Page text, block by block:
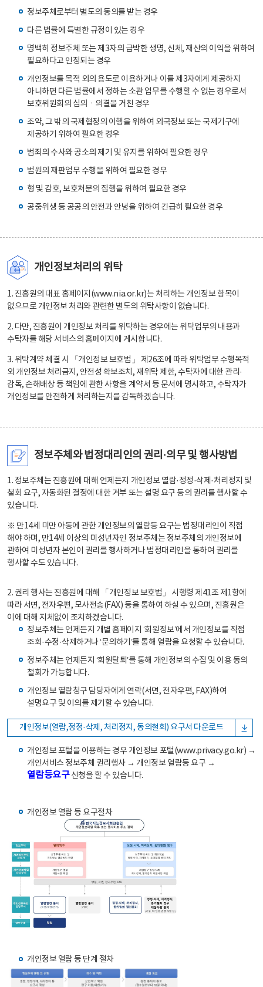
정보주체로부터 별도의 동의를 받는 경우
다른 법률에 특별한 규정이 있는 경우
명백히 정보주체 또는 제3자의 급박한 생명, 신체, 재산의 이익을 위하여
필요하다고 인정되는 경우
개인정보를 목적 외의 용도로 이용하거나 이를 제3자에게 제공하지
아니하면 다른 법률에서 정하는 소관 업무를 수행할 수 없는 경우로서
보호위원회의 심의ㆍ의결을 거친 경우
조약, 그 밖의 국제협정의 이행을 위하여 외국정보 또는 국제기구에
제공하기 위하여 필요한 경우
범죄의 수사와 공소의 제기 및 유지를 위하여 필요한 경우
법원의 재판업무 수행을 위하여 필요한 경우
형 및 감호, 보호처분의 집행을 위하여 필요한 경우
공중위생 등 공공의 안전과 안녕을 위하여 긴급히 필요한 경우
개인정보처리의 위탁
1. 진흥원의 대표 홈페이지(www.nia.or.kr)는 처리하는 개인정보 항목이
없으므로 개인정보 처리와 관련한 별도의 위탁사항이 없습니다.
2. 다만, 진흥원이 개인정보 처리를 위탁하는 경우에는 위탁업무의 내용과
수탁자를 해당 서비스의 홈페이지에 게시합니다.
3. 위탁계약 체결 시 「개인정보 보호법」 제26조에 따라 위탁업무 수행목적
외 개인정보 처리금지, 안전성 확보조치, 재위탁 제한, 수탁자에 대한 관리·
감독, 손해배상 등 책임에 관한 사항을 계약서 등 문서에 명시하고, 수탁자가
개인정보를 안전하게 처리하는지를 감독하겠습니다.
정보주체와 법정대리인의 권리·의무 및 행사방법
1. 정보주체는 진흥원에 대해 언제든지 개인정보 열람·정정·삭제·처리정지 및
철회 요구, 자동화된 결정에 대한 거부 또는 설명 요구 등의 권리를 행사할 수
있습니다.
※ 만14세 미만 아동에 관한 개인정보의 열람등 요구는 법정대리인이 직접
해야 하며, 만14세 이상의 미성년자인 정보주체는 정보주체의 개인정보에
관하여 미성년자 본인이 권리를 행사하거나 법정대리인을 통하여 권리를
행사할 수도 있습니다.
2. 권리 행사는 진흥원에 대해 「개인정보 보호법」 시행령 제41조 제1항에
따라 서면, 전자우편, 모사전송(FAX) 등을 통하여 하실 수 있으며, 진흥원은
이에 대해 지체없이 조치하겠습니다.
정보주체는 언제든지 개별 홈페이지 ‘회원정보’에서 개인정보를 직접
조회·수정·삭제하거나 ‘문의하기’를 통해 열람을 요청할 수 있습니다.
정보주체는 언제든지 ‘회원탈퇴’를 통해 개인정보의 수집 및 이용 동의
철회가 가능합니다.
개인정보 열람청구 담당자에게 연락(서면, 전자우편, FAX)하여
설명요구 및 이의를 제기할 수 있습니다.
개인정보(열람,정정·삭제, 처리정지, 동의철회) 요구서 다운로드
개인정보 포털을 이용하는 경우 개인정보 포털(www.privacy.go.kr) →
개인서비스 정보주체 권리행사 → 개인정보 열람등 요구 →
열람등요구신청을 할 수 있습니다.
개인정보 열람 등 요구절차
개인정보 열람 등 단계 절차